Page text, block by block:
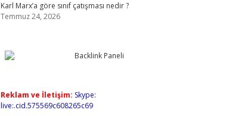
Karl Marx’a göre sınıf çatışması nedir ?
Temmuz 24, 2026
Reklam ve İletişim: Skype:
live:.cid.575569c608265c69